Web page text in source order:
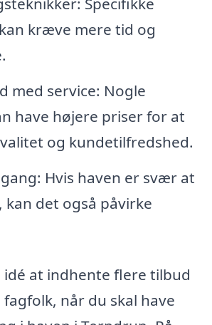
kræve mere tid og
med service: Nogle
have højere priser for at
og kundetilfredshed.
Hvis haven er svær at
kan det også påvirke
idé at indhente flere tilbud
når du skal have